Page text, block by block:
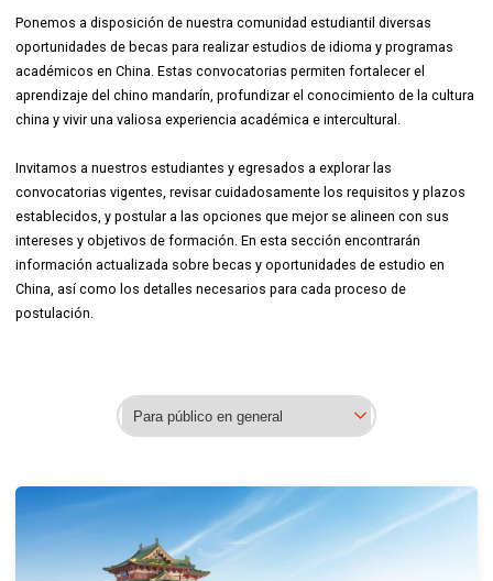
Ponemos a disposición de nuestra comunidad estudiantil diversas
oportunidades de becas para realizar estudios de idioma y programas
académicos en China. Estas convocatorias permiten fortalecer el
aprendizaje del chino mandarín, profundizar el conocimiento de la cultura
china y vivir una valiosa experiencia académica e intercultural.
Invitamos a nuestros estudiantes y egresados a explorar las
convocatorias vigentes, revisar cuidadosamente los requisitos y plazos
establecidos, y postular a las opciones que mejor se alineen con sus
intereses y objetivos de formación. En esta sección encontrarán
información actualizada sobre becas y oportunidades de estudio en
China, así como los detalles necesarios para cada proceso de
postulación.